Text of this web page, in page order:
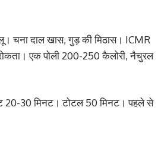
चना दाल खास, गुड़ की मिठास। ICMR
एक पोली 200-250 कैलोरी, नैचुरल
20-30 मिनट। टोटल 50 मिनट। पहले से